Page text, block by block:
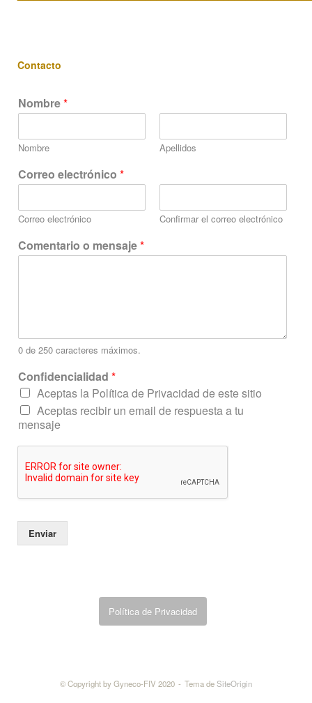
Contacto
Nombre*
Nombre Apellidos
Correo electrónico *
Correo electrónico Confirmar el correo electrónico
N
o
e
n
a
e
C
o
r
Comentario o mensaje*
0 de 250 caracteres máximos.
Confidencialidad *
Aceptas la Política de Privacidad de este sitio
Aceptas recibir un email de respuesta a tu
mensaje
Enviar
Política de Privacidad
© Copyright by Gyneco-FIV 2020 Tema deSiteOrigin